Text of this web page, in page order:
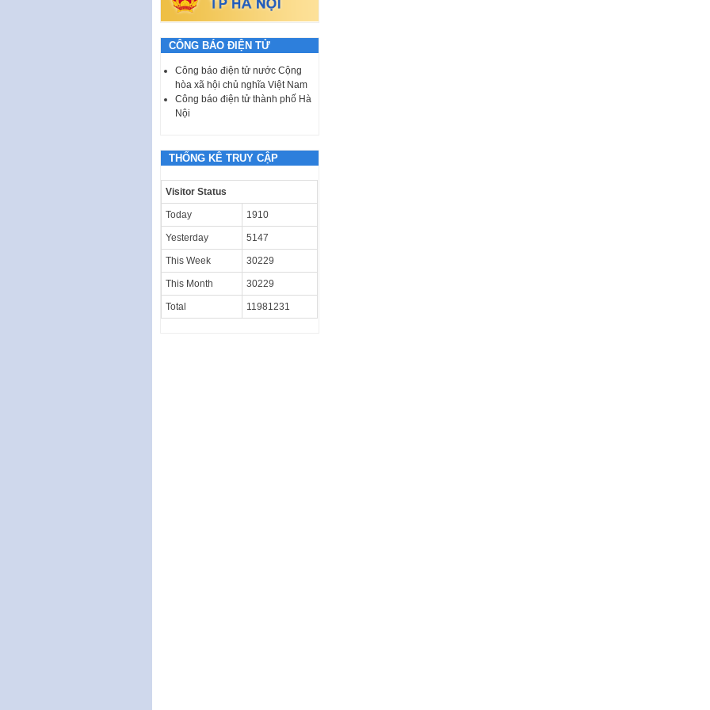
CÔNG BÁO ĐIỆN TỬ
Công báo điện tử nước Cộng
hòa xã hội chủ nghĩa Việt Nam
Công báo điện tử thành phố Hà
Nội
THỐNG KÊ TRUY CẬP
Visitor Status
Today 1910
Yesterday 5147
This Week 30229
This Month 30229
Total 11981231